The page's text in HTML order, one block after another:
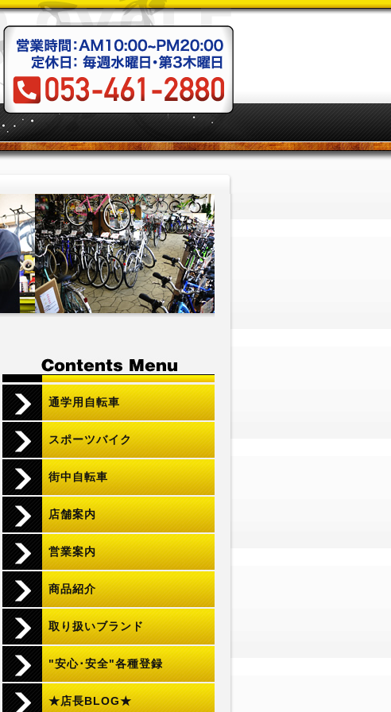
通学用自転車
スポーツバイク
街中自転車
店舗案内
営業案内
商品紹介
取り扱いブランド
"安心･安全"各種登録
★店長BLOG★